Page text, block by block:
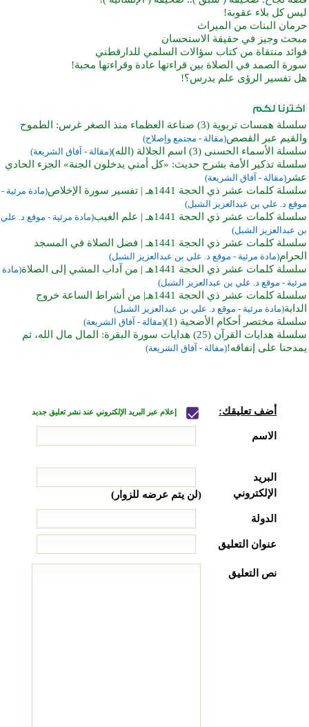
ليس كل بلاء عقوبة!
حرمان البنات من الميراث
مبحث وجيز في حقيقة الاستحسان
فوائد منتقاة من كتاب سؤالات السلمي للدارقطني
سورة الصمد في الصلاة بين قراءتها عادة وقراءتها محبة!
هل تفسير الرؤى علم يدرس؟!
سلسلة همسات تربوية (3) صناعة العظماء منذ الصغر غرس: الطموح
والقيم عبر القصص(مقالة - مجتمع وإصلاح)
سلسلة الأسماء الحسنى (3) اسم الجلالة (الله) (مقالة - آفاق الشريعة)
سلسلة تذكير الأمة بشرح حديث: «كل أمتي يدخلون الجنة» الجزء الحادي
عشر (مقالة - آفاق الشريعة)
سلسلة كلمات عشر ذي الحجة 1441هـ | تفسير سورة الإخلاص
(مادة مرئية -
موقع د. علي بن عبدالعزيز الشبل)
سلسلة كلمات عشر ذي الحجة 1441هـ | علم الغيب
(مادة مرئية - موقع د. علي
بن عبدالعزيز الشبل)
سلسلة كلمات عشر ذي الحجة 1441هـ | فضل الصلاة في المسجد
الحرام(مادة مرئية - موقع د. علي بن عبدالعزيز الشبل)
سلسلة كلمات عشر ذي الحجة 1441هـ | من آداب المشي إلى الصلاة
(مادة
مرئية - موقع د. علي بن عبدالعزيز الشبل)
سلسلة كلمات عشر ذي الحجة 1441هـ| من أشراط الساعة خروج
الدابة(مادة مرئية - موقع د. علي بن عبدالعزيز الشبل)
سلسلة مختصر أحكام الأضحية (1) (مقالة - آفاق الشريعة)
سلسلة هدايات القرآن (25) هدايات سورة البقرة: المال مال الله، ثم
يمدحنا على إنفاقه!(مقالة - آفاق الشريعة)
أضف تعليقك: إعلام عبر البريد الإلكتروني عند نشر تعليق جديد
الاسم
البريد
الإلكتروني
(لن يتم عرضه للزوار)
الدولة
عنوان التعليق
نص التعليق